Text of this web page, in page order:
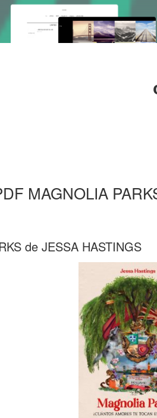
MAGNOLIA
de JESSA HASTINGS